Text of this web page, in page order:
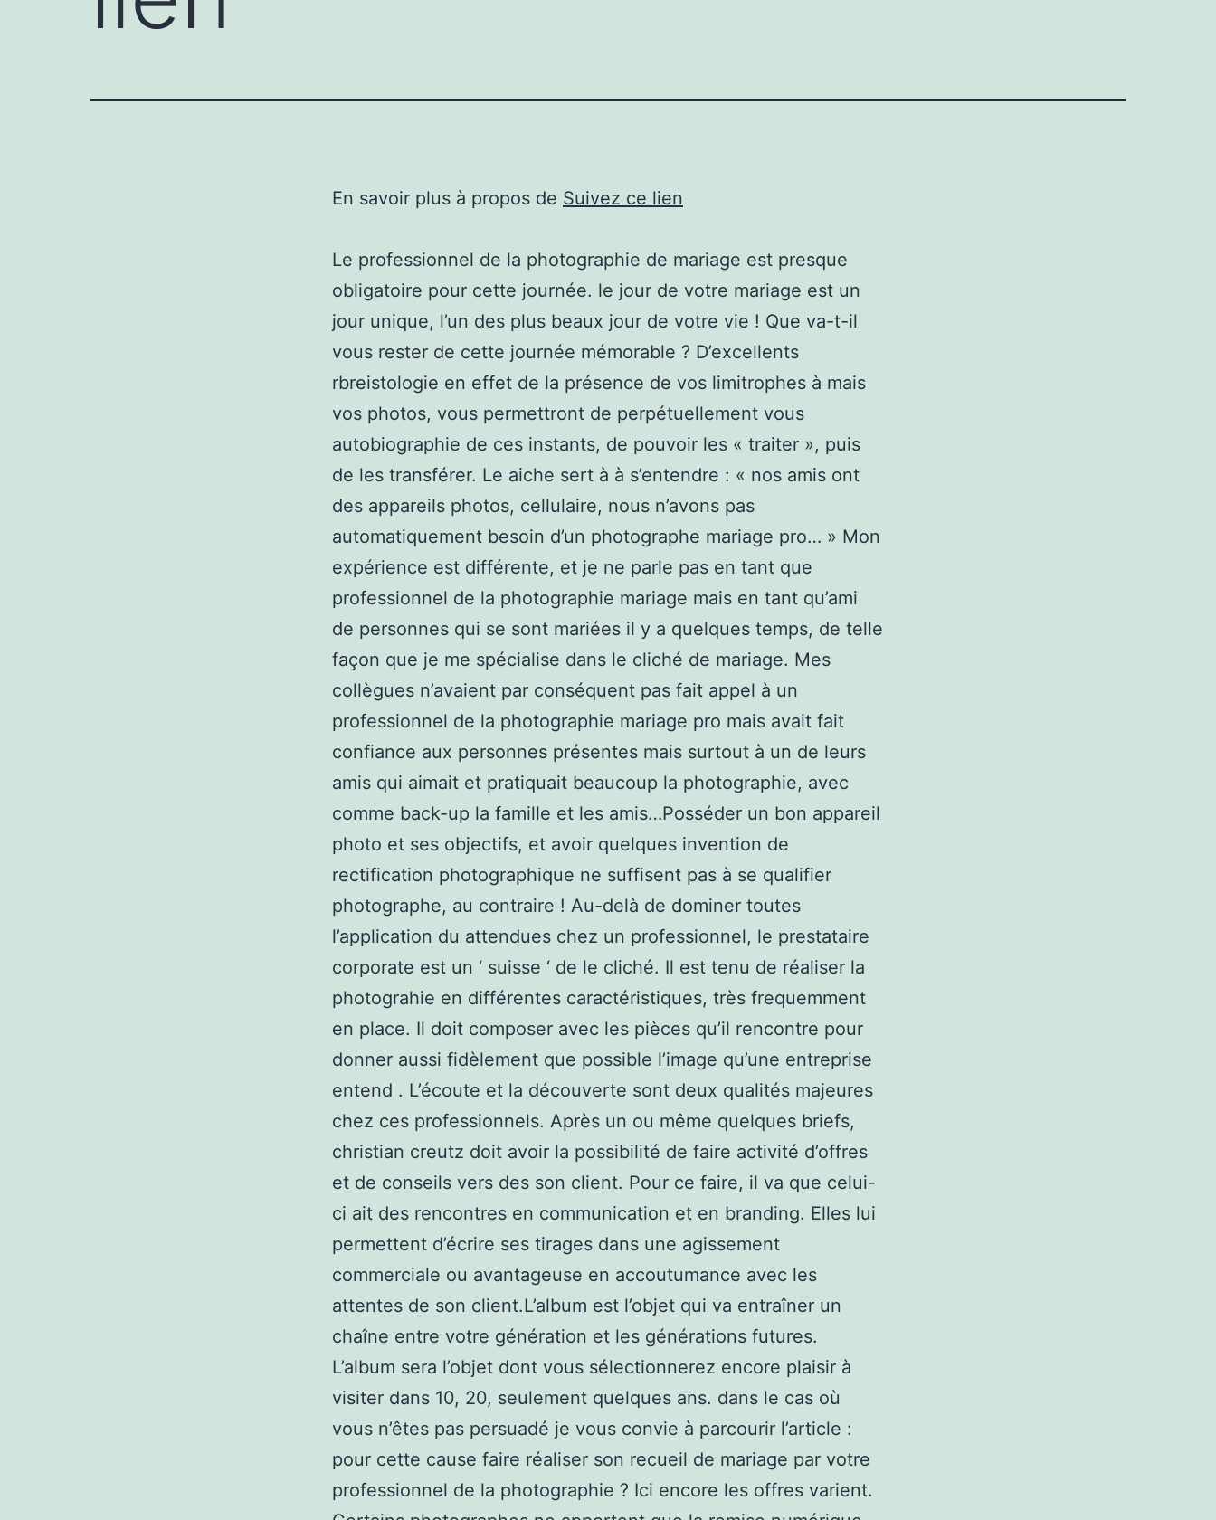
En savoir plus à propos de Suivez ce lien
Le professionnel de la photographie de mariage est presque
obligatoire pour cette journée. le jour de votre mariage est un
jour unique, l’un des plus beaux jour de votre vie ! Que va-t-il
vous rester de cette journée mémorable ? D’excellents
rbreistologie en effet de la présence de vos limitrophes à mais
vos photos, vous permettront de perpétuellement vous
autobiographie de ces instants, de pouvoir les « traiter », puis
de les transférer. Le aiche sert à à s’entendre : « nos amis ont
des appareils photos, cellulaire, nous n’avons pas
automatiquement besoin d’un photographe mariage pro… » Mon
expérience est différente, et je ne parle pas en tant que
professionnel de la photographie mariage mais en tant qu’ami
de personnes qui se sont mariées il y a quelques temps, de telle
façon que je me spécialise dans le cliché de mariage. Mes
collègues n’avaient par conséquent pas fait appel à un
professionnel de la photographie mariage pro mais avait fait
confiance aux personnes présentes mais surtout à un de leurs
amis qui aimait et pratiquait beaucoup la photographie, avec
comme back-up la famille et les amis…Posséder un bon appareil
photo et ses objectifs, et avoir quelques invention de
rectification photographique ne suffisent pas à se qualifier
photographe, au contraire ! Au-delà de dominer toutes
l’application du attendues chez un professionnel, le prestataire
corporate est un ‘ suisse ‘ de le cliché. Il est tenu de réaliser la
photograhie en différentes caractéristiques, très frequemment
en place. Il doit composer avec les pièces qu’il rencontre pour
donner aussi fidèlement que possible l’image qu’une entreprise
entend . L’écoute et la découverte sont deux qualités majeures
chez ces professionnels. Après un ou même quelques briefs,
christian creutz doit avoir la possibilité de faire activité d’offres
et de conseils vers des son client. Pour ce faire, il va que celui-
ci ait des rencontres en communication et en branding. Elles lui
permettent d’écrire ses tirages dans une agissement
commerciale ou avantageuse en accoutumance avec les
attentes de son client.L’album est l’objet qui va entraîner un
chaîne entre votre génération et les générations futures.
L’album sera l’objet dont vous sélectionnerez encore plaisir à
visiter dans 10, 20, seulement quelques ans. dans le cas où
vous n’êtes pas persuadé je vous convie à parcourir l’article :
pour cette cause faire réaliser son recueil de mariage par votre
professionnel de la photographie ? Ici encore les offres varient.